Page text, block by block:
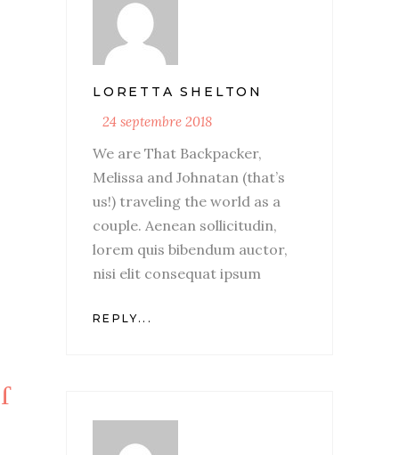
LORETTA SHELTON
24 septembre 2018
We are That Backpacker,
Melissa and Johnatan (that’s
us!) traveling the world as a
couple. Aenean sollicitudin,
lorem quis bibendum auctor,
nisi elit consequat ipsum
REPLY...